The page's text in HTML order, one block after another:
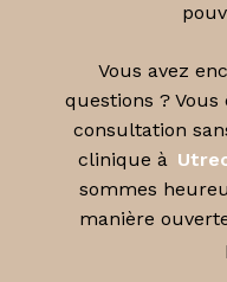
Vous avez
questions ?
consultation
clinique à
sommes
manière